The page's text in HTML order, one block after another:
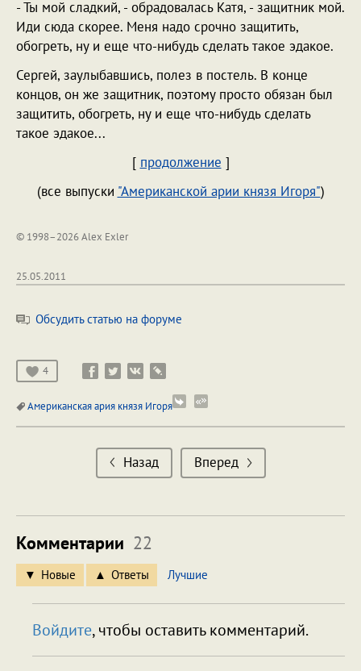
- Ты мой сладкий, - обрадовалась Катя, - защитник мой.
Иди сюда скорее. Меня надо срочно защитить,
обогреть, ну и еще что-нибудь сделать такое эдакое.
Сергей, заулыбавшись, полез в постель. В конце
концов, он же защитник, поэтому просто обязан был
защитить, обогреть, ну и еще что-нибудь сделать
такое эдакое...
[ продолжение ]
(все выпуски "Американской арии князя Игоря")
© 1998–2026 Alex Exler
25.05.2011
Обсудить статью на форуме
4
Американская ария князя Игоря
Назад Вперед
Комментарии 22
Новые Ответы Лучшие
Войдите, чтобы оставить комментарий.